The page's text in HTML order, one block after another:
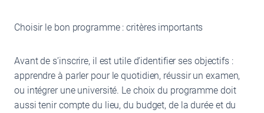
Choisir le bon programme : critères importants
Avant de s’inscrire, il est utile d’identifier ses objectifs :
apprendre à parler pour le quotidien, réussir un examen,
ou intégrer une université. Le choix du programme doit
aussi tenir compte du lieu, du budget, de la durée et du